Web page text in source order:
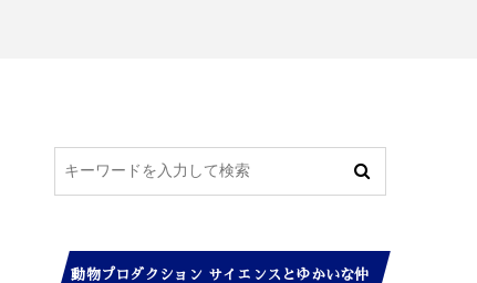
動物プロダクション サイエンスとゆかいな仲